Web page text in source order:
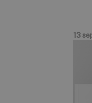
13